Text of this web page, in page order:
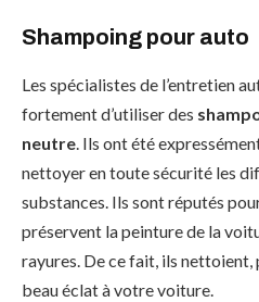
Shampoing pour auto
Les spécialistes de l’entretien
fortement d’utiliser des
neutre. Ils ont été
nettoyer en toute sécurité les
substances. Ils sont réputés
préservent la peinture de la
rayures. De ce fait, ils
beau éclat à votre voiture.